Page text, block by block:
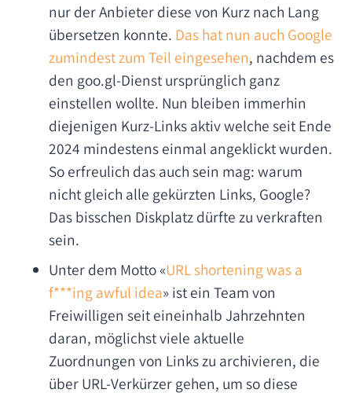
nur der Anbieter diese von Kurz nach Lang
übersetzen konnte. Das hat nun auch Google
zumindest zum Teil eingesehen, nachdem es
den goo.gl-Dienst ursprünglich ganz
einstellen wollte. Nun bleiben immerhin
diejenigen Kurz-Links aktiv welche seit Ende
2024 mindestens einmal angeklickt wurden.
So erfreulich das auch sein mag: warum
nicht gleich alle gekürzten Links, Google?
Das bisschen Diskplatz dürfte zu verkraften
sein.
Unter dem Motto «URL shortening was a
f***ing awful idea» ist ein Team von
Freiwilligen seit eineinhalb Jahrzehnten
daran, möglichst viele aktuelle
Zuordnungen von Links zu archivieren, die
über URL-Verkürzer gehen, um so diese